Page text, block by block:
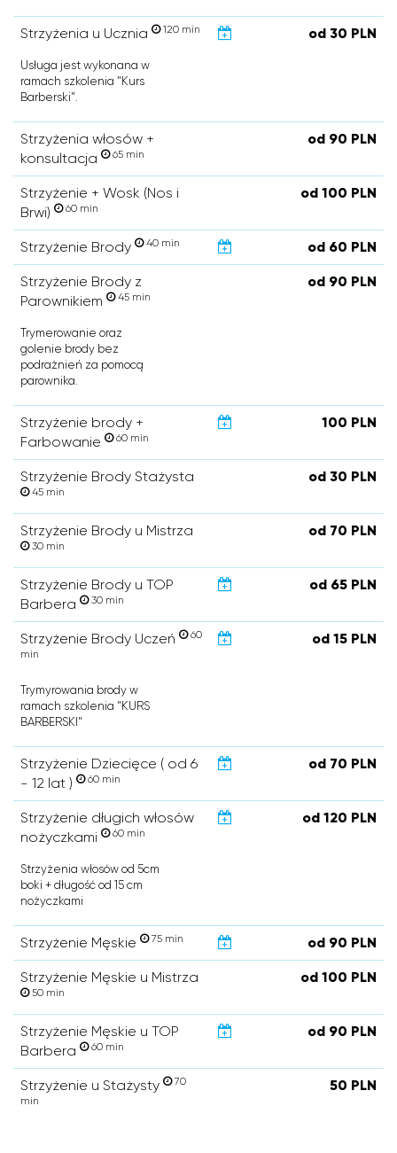
Strzyżenia u Ucznia 120 min od 30 PLN
Usługa jest wykonana w
ramach szkolenia "Kurs
Barberski".
Strzyżenia włosów +
konsultacja
65 min
od 90 PLN
Strzyżenie + Wosk (Nos i
Brwi)
60 min
od 100 PLN
Strzyżenie Brody 40 min od 60 PLN
Strzyżenie Brody z
Parownikiem
45 min
od 90 PLN
Trymerowanie oraz
golenie brody bez
podrażnień za pomocą
parownika.
Strzyżenie brody +
Farbowanie
60 min
100 PLN
Strzyżenie Brody Stażysta
45 min
od 30 PLN
Strzyżenie Brody u Mistrza
30 min
od 70 PLN
Strzyżenie Brody u TOP
Barbera
30 min
od 65 PLN
Strzyżenie Brody Uczeń
60
min
od 15 PLN
Trymyrowania brody w
ramach szkolenia "KURS
BARBERSKI"
Strzyżenie Dziecięce ( od 6
- 12 lat )
60 min
od 70 PLN
Strzyżenie długich włosów
nożyczkami
60 min
od 120 PLN
Strzyżenia włosów od 5cm
boki + długość od 15 cm
nożyczkami
Strzyżenie Męskie 75 min od 90 PLN
Strzyżenie Męskie u Mistrza
50 min
od 100 PLN
Strzyżenie Męskie u TOP
Barbera
60 min
od 90 PLN
Strzyżenie u Stażysty
70
min
50 PLN